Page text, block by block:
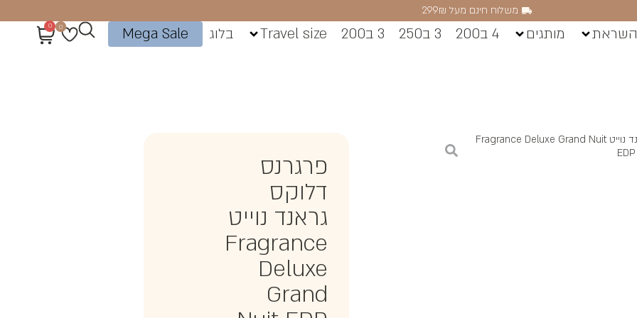
משלוח חינם מעל 299₪
מותגים 4 ב200 3 ב250 3 ב200 Travel size בלוג Mega Sale
0
0
/ פרגרנס דלוקס גראנד נוייט Fragrance Deluxe Grand Nuit
פרגרנס
דלוקס
גראנד נוייט
Fragrance
Deluxe
Grand